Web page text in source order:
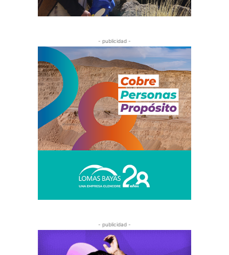
- publicidad -
- publicidad -